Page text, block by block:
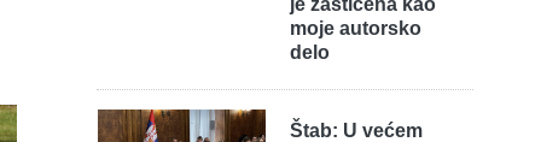
moje autorsko
delo
Štab: U većem